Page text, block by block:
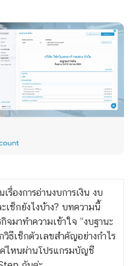
องการอ่านงบการเงิน งบ
เช็กยังไงบ้าง? บทความนี้
จมาทำความเข้าใจ “งบฐานะ
ธีเช็กตัวเลขสำคัญอย่างกำไร
ค่ไหนผ่านโปรแกรมบัญชี